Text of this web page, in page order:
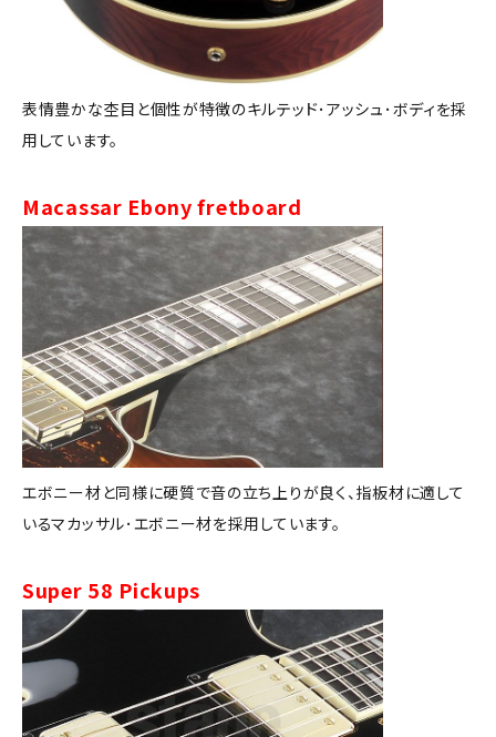
表情豊かな杢目と個性が特徴のキルテッド･アッシュ･ボディを採
用しています。
Macassar Ebony fretboard
エボニー材と同様に硬質で音の立ち上りが良く、指板材に適して
いるマカッサル･エボニー材を採用しています。
Super 58 Pickups